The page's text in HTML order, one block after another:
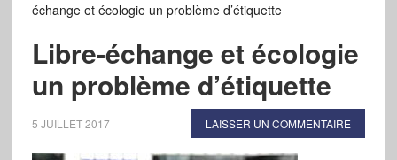
échange et écologie un problème d’étiquette
Libre-échange et écologie
un problème d’étiquette
5 JUILLET 2017 LAISSER UN COMMENTAIRE